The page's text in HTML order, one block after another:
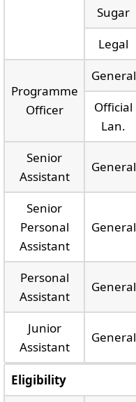
Sugar
Legal
Programme
Officer
General
Official
Lan.
Senior
Assistant
General
Senior
Personal
Assistant
General
Personal
Assistant
General
Junior
Assistant
General
Eligibility